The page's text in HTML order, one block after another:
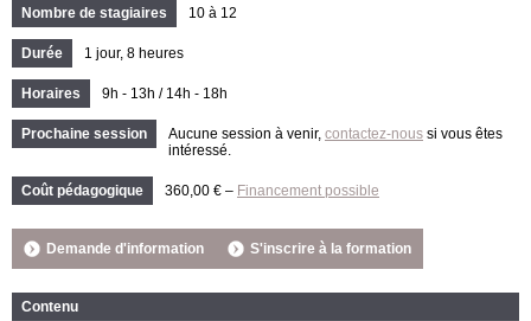
Nombre de stagiaires 10 à 12
Durée 1 jour, 8 heures
Horaires 9h - 13h / 14h - 18h
Prochaine session Aucune session à venir, contactez-nous si vous êtes
intéressé.
Coût pédagogique 360,00 € – Financement possible
Demande d'information S'inscrire à la formation
Contenu